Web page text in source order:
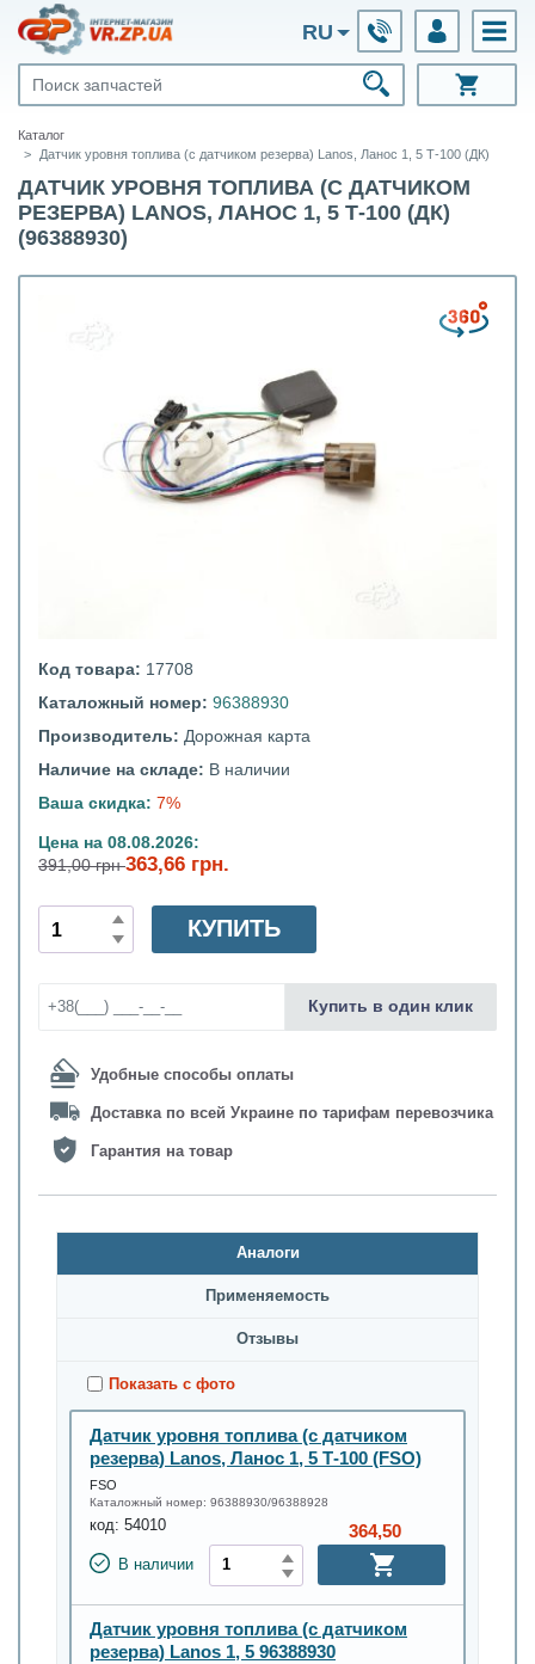
RU
Каталог
Датчик уровня топлива (с датчиком резерва) Lanos, Ланос 1, 5 Т-100 (ДК)
ДАТЧИК УРОВНЯ ТОПЛИВА (С ДАТЧИКОМ
РЕЗЕРВА) LANOS, ЛАНОС 1, 5 Т-100 (ДК)
(96388930)
Код товара: 17708
Каталожный номер: 96388930
Производитель: Дорожная карта
Наличие на складе: В наличии
Ваша скидка: 7%
Цена на 08.08.2026:
391,00 грн363,66 грн.
Удобные способы оплаты
Доставка по всей Украине по тарифам перевозчика
Гарантия на товар
КУПИТЬ
Купить в один клик
Аналоги
Применяемость
Oтзывы
Показать с фото
Датчик уровня топлива (с датчиком
резерва) Lanos, Ланос 1, 5 Т-100 (FSO)
FSO
Каталожный номер: 96388930/96388928
код: 54010
В наличии
364,50
Датчик уровня топлива (с датчиком
резерва) Lanos 1, 5 96388930